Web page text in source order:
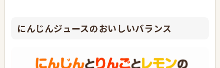
にんじんジュースのおいしいバランス